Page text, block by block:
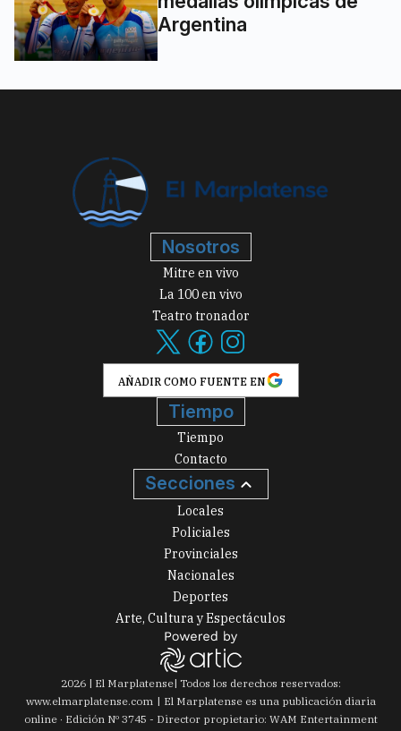
Argentina
Nosotros
Mitre en vivo
La 100 en vivo
Teatro tronador
AÑADIR COMO FUENTE EN
Tiempo
Tiempo
Contacto
Secciones
Locales
Policiales
Provinciales
Nacionales
Deportes
Arte, Cultura y Espectáculos
2026| El Marplatense| Todos los derechos reservados:
www.elmarplatense.com
El Marplatense es una publicación diaria
online · Edición Nº 3745 - Director propietario: WAM Entertainment